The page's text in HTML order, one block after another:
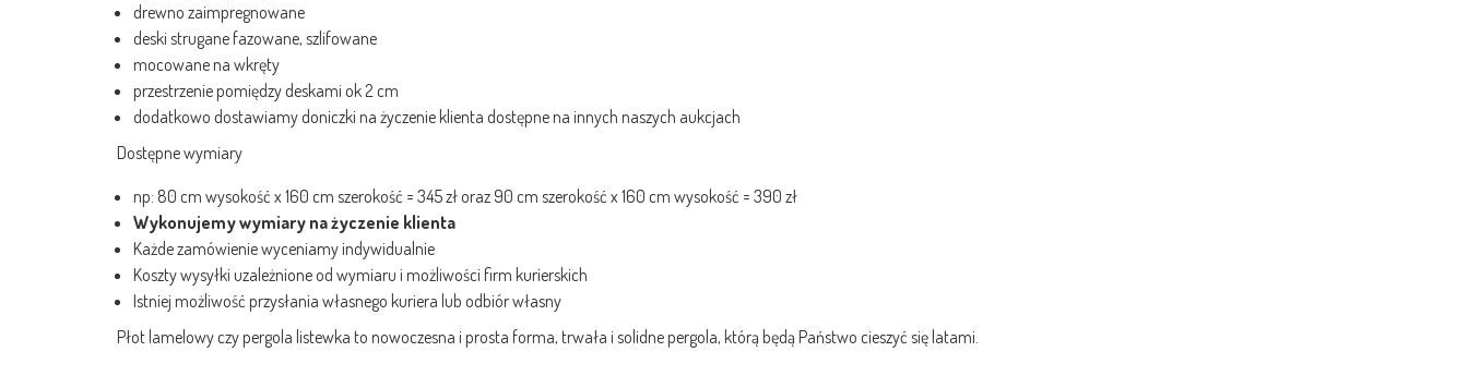
drewno zaimpregnowane
deski strugane fazowane, szlifowane
mocowane na wkręty
przestrzenie pomiędzy deskami ok 2 cm
dodatkowo dostawiamy doniczki na życzenie klienta dostępne na innych naszych aukcjach
Dostępne wymiary
np: 80 cm wysokość x 160 cm szerokość = 345 zł oraz 90 cm szerokość x 160 cm wysokość = 390 zł
Wykonujemy wymiary na życzenie klienta
Każde zamówienie wyceniamy indywidualnie
Koszty wysyłki uzależnione od wymiaru i możliwości firm kurierskich
Istniej możliwość przysłania własnego kuriera lub odbiór własny
Płot lamelowy czy pergola listewka to nowoczesna i prosta forma, trwała i solidne pergola, którą będą Państwo cieszyć się latami.